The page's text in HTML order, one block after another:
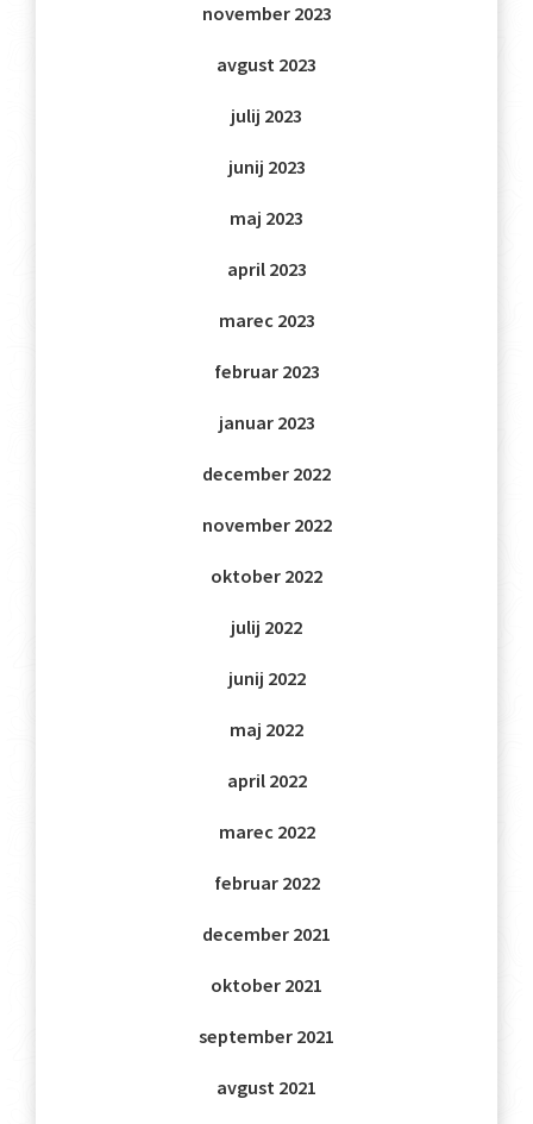
november 2023
avgust 2023
julij 2023
junij 2023
maj 2023
april 2023
marec 2023
februar 2023
januar 2023
december 2022
november 2022
oktober 2022
julij 2022
junij 2022
maj 2022
april 2022
marec 2022
februar 2022
december 2021
oktober 2021
september 2021
avgust 2021